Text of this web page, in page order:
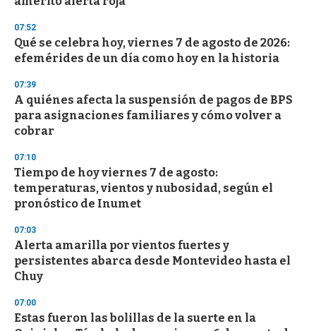
3
s
e
c
o
d
s
07:52
Qué se celebra hoy, viernes 7 de agosto de 2026:
efemérides de un día como hoy en la historia
07:39
A quiénes afecta la suspensión de pagos de BPS
para asignaciones familiares y cómo volver a
cobrar
07:10
Tiempo de hoy viernes 7 de agosto:
temperaturas, vientos y nubosidad, según el
pronóstico de Inumet
07:03
Alerta amarilla por vientos fuertes y
persistentes abarca desde Montevideo hasta el
Chuy
07:00
Estas fueron las bolillas de la suerte en la